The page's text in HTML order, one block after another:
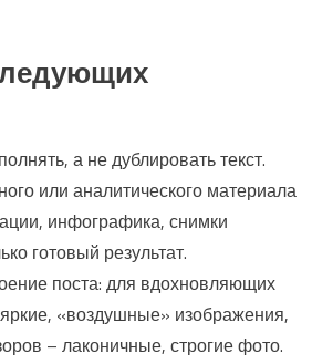
а не дублировать текст.
или аналитического материала
инфографика, снимки
готовый результат.
поста: для вдохновляющих
«воздушные» изображения,
– лаконичные, строгие фото.